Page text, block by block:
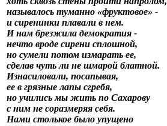
называлось туманно «фруктовое» -
и сиренинки плавали в нем.
И нам брезжила демократия -
нечто вроде сирени сплошной,
но сумели потом измарать ее,
сделав чуть ли не шмарой блатной.
Изнасиловали, посапывая,
ее в грязные лапы сгребя,
но учились мы жить по Сахарову
с ним не соразмеряя себя.
Нами столькое было упущено